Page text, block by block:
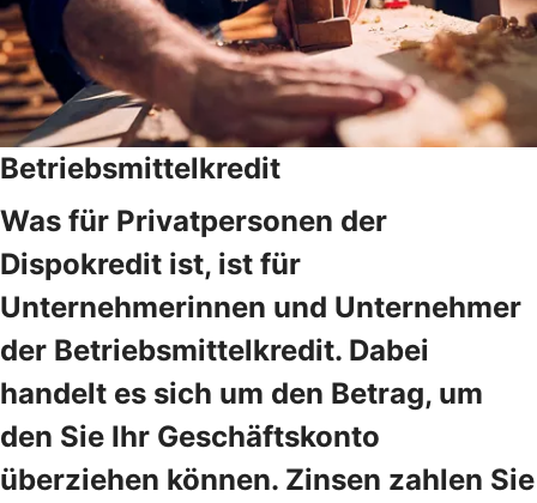
Betriebsmittelkredit
Was für Privatpersonen der
Dispokredit ist, ist für
Unternehmerinnen und Unternehmer
der Betriebsmittelkredit. Dabei
handelt es sich um den Betrag, um
den Sie Ihr Geschäftskonto
überziehen können. Zinsen zahlen Sie